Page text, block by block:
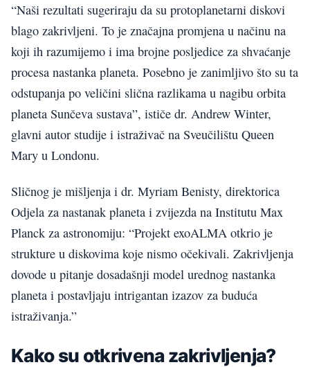
“Naši rezultati sugeriraju da su protoplanetarni diskovi
blago zakrivljeni. To je značajna promjena u načinu na
koji ih razumijemo i ima brojne posljedice za shvaćanje
procesa nastanka planeta. Posebno je zanimljivo što su ta
odstupanja po veličini slična razlikama u nagibu orbita
planeta Sunčeva sustava”, ističe dr. Andrew Winter,
glavni autor studije i istraživač na Sveučilištu Queen
Mary u Londonu.
Sličnog je mišljenja i dr. Myriam Benisty, direktorica
Odjela za nastanak planeta i zvijezda na Institutu Max
Planck za astronomiju: “Projekt exoALMA otkrio je
strukture u diskovima koje nismo očekivali. Zakrivljenja
dovode u pitanje dosadašnji model urednog nastanka
planeta i postavljaju intrigantan izazov za buduća
istraživanja.”
Kako su otkrivena zakrivljenja?